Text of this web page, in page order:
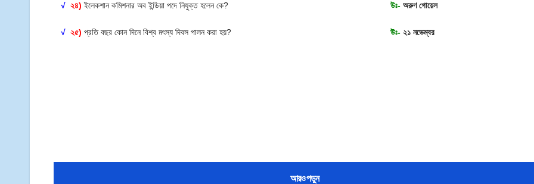
√ ২৪) ইলেকশান কমিশনার অব ইন্ডিয়া পদে নিযুক্ত হলেন কে? উঃ- অরুণ গোয়েল
√ ২৫) প্রতি বছর কোন দিনে বিশ্ব মৎস্য দিবস পালন করা হয়? উঃ- ২১ নভেম্বর
আরও পড়ুন